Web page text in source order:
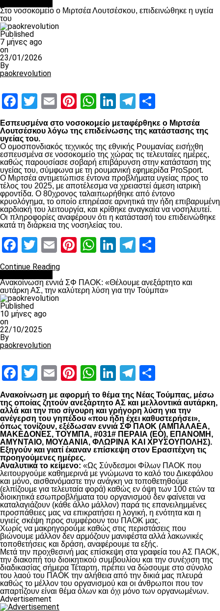
Στο νοσοκομείο ο Μιρτσέα Λουτσέσκου, επιδεινώθηκε η υγεία
του
Published
7 μήνες ago
on
23/01/2026
By
paokrevolution
Facebook
Twitter
EmailPinterest
WhatsApp
LinkedIn
Telegram
Εσπευσμένα στο νοσοκομείο μεταφέρθηκε ο Μιρτσέα
Λουτσέσκου λόγω της επιδείνωσης της κατάστασης της
υγείας του.
Ο ομοσπονδιακός τεχνικός της εθνικής Ρουμανίας εισήχθη
εσπευσμένα σε νοσοκομείο της χώρας τις τελευταίες ημέρες,
καθώς παρουσίασε σοβαρή επιβάρυνση στην κατάσταση της
υγείας του, σύμφωνα με τη ρουμανική εφημερίδα ProSport.
Ο Μιρτσέα αντιμετώπισε έντονα προβλήματα υγείας προς το
τέλος του 2025, με αποτέλεσμα να χρειαστεί άμεση ιατρική
φροντίδα. Ο 80χρονος ταλαιπωρήθηκε από έντονο
κρυολόγημα, το οποίο επηρέασε αρνητικά την ήδη επιβαρυμένη
καρδιακή του λειτουργία, και κρίθηκε αναγκαία να νοσηλευτεί.
Οι πληροφορίες αναφέρουν ότι η κατάστασή του επιδεινώθηκε
κατά τη διάρκεια της νοσηλείας του.
Facebook
Twitter
EmailPinterest
WhatsApp
LinkedIn
Telegram
Continue Reading
Ανακοίνωση εννιά ΣΦ ΠΑΟΚ: «Θέλουμε ανεξάρτητο και
αυτάρκη ΑΣ, την καλύτερη λύση για την Τούμπα»
Published
10 μήνες ago
on
22/10/2025
By
paokrevolution
Facebook
Twitter
EmailPinterest
WhatsApp
LinkedIn
Telegram
Ανακοίνωση με αφορμή το θέμα της Νέας Τούμπας, μέσω
της οποίας ζητούν ανεξάρτητο ΑΣ και μελλοντικά αυτάρκη,
αλλά και την πιο σίγουρη και γρήγορη λύση για την
ανέγερση του γηπέδου «που ήδη έχει καθυστερήσει»,
όπως τονίζουν, εξέδωσαν εννιά ΣΦ ΠΑΟΚ (ΑΜΠΑΛΑΕΑ,
ΜΑΚΕΔΟΝΕΣ, ΤΟΥΜΠΑ, #031# ΠΕΡΑΙΑ (ΕΟ), ΕΠΑΝΟΜΗ,
ΑΜΥΝΤΑΙΟ, ΜΟΥΔΑΝΙΑ, ΦΛΩΡΙΝΑ ΚΑΙ ΧΡΥΣΟΥΠΟΛΗΣ).
Εξηγούν και γιατί έκαναν επίσκεψη στον Ερασιτέχνη τις
προηγούμενες ημέρες.
Αναλυτικά το κείμενο: «Ως Σύνδεσμοι Φίλων ΠΑΟΚ που
λειτουργούμε καθημερινά με γνώμωνα το καλό του Δικεφάλου
και μόνο, αισθανόμαστε την ανάγκη να τοποθετηθούμε
(ελπίζουμε για τελευταία φορά) καθώς εν όψη των 100 ετών τα
διοικητικά εσωπροβλήματα του οργανισμού δεν φαίνεται να
καταλαγιάζουν (κάθε άλλο μάλλον) παρά τις επανειλημμένες
προσπάθειες μας να επικρατήσει η λογική, η ενότητα και η
υγιείς σκέψη προς συμφέρουν του ΠΑΟΚ μας.
Χωρίς να μακρηγορούμε καθώς στις περιστάσεις που
βιώνουμε μάλλον δεν αρμόζουν μανιφέστα αλλά λακωνικές
τοποθετήσεις και δράση, αναφέρουμε τα εξής.
Μετά την προχθεσινή μας επίσκεψη στα γραφεία του ΑΣ ΠΑΟΚ,
την διακοπή του διοικητικού συμβουλίου και την συνέχιση της
διαδικασίας σήμερα Τέταρτη, πρέπει να δώσουμε στο σύνολο
του λαού του ΠΑΟΚ την αλήθεια από την δικιά μας πλευρά
καθώς το μέλλον του οργανισμού και οι άνθρωποι που τον
απαρτίζουν είναι θέμα όλων και όχι μόνο των οργανωμένων.
Advertisement